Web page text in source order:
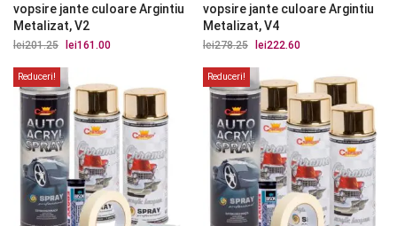
vopsire jante culoare Argintiu
Metalizat, V2
lei201.25
Prețul
a
fost:
lei201.25.
lei161.00
lei161.00.
vopsire jante culoare Argintiu
Metalizat, V4
lei278.25
Prețul
a
fost:
lei278.25.
lei222.60
lei222.60.
Reduceri! Reduceri!